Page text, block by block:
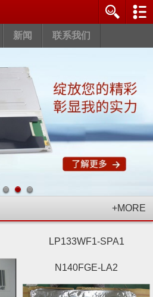
新闻 联系我们
+MORE
LP133WF1-SPA1
N140FGE-LA2